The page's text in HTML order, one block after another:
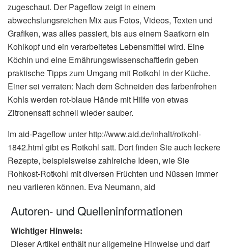
zugeschaut. Der Pageflow zeigt in einem
abwechslungsreichen Mix aus Fotos, Videos, Texten und
Grafiken, was alles passiert, bis aus einem Saatkorn ein
Kohlkopf und ein verarbeitetes Lebensmittel wird. Eine
Köchin und eine Ernährungswissenschaftlerin geben
praktische Tipps zum Umgang mit Rotkohl in der Küche.
Einer sei verraten: Nach dem Schneiden des farbenfrohen
Kohls werden rot-blaue Hände mit Hilfe von etwas
Zitronensaft schnell wieder sauber.
Im aid-Pageflow unter http://www.aid.de/inhalt/rotkohl-
1842.html gibt es Rotkohl satt. Dort finden Sie auch leckere
Rezepte, beispielsweise zahlreiche Ideen, wie Sie
Rohkost-Rotkohl mit diversen Früchten und Nüssen immer
neu variieren können. Eva Neumann, aid
Autoren- und Quelleninformationen
Wichtiger Hinweis:
Dieser Artikel enthält nur allgemeine Hinweise und darf